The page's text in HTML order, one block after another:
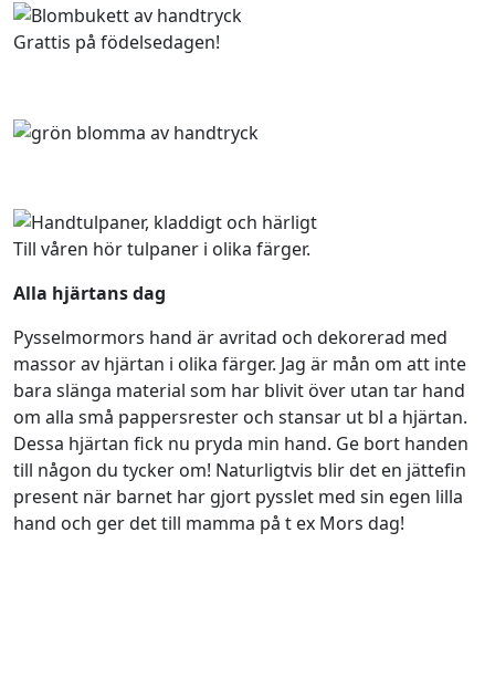
Grattis på födelsedagen!
Till våren hör tulpaner i olika färger.
Alla hjärtans dag
Pysselmormors hand är avritad och dekorerad med
massor av hjärtan i olika färger. Jag är mån om att inte
bara slänga material som har blivit över utan tar hand
om alla små pappersrester och stansar ut bl a hjärtan.
Dessa hjärtan fick nu pryda min hand. Ge bort handen
till någon du tycker om! Naturligtvis blir det en jättefin
present när barnet har gjort pysslet med sin egen lilla
hand och ger det till mamma på t ex Mors dag!